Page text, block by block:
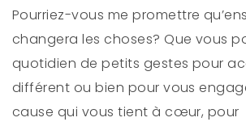
Pourriez-vous me promettre
changera les choses? Que vous
quotidien de petits gestes pour
différent ou bien pour vous
cause qui vous tient à cœur, pour